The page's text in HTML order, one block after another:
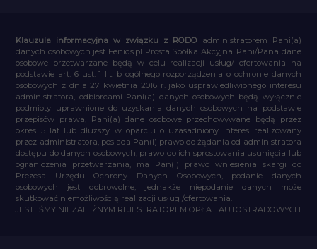
Klauzula informacyjna w związku z RODO administratorem Pani(a)
danych osobowych jest Feniqs.pl Prosta Spółka Akcyjna. Pani/Pana dane
osobowe przetwarzane będą w celu realizacji usług/ ofertowania na
podstawie art. 6 ust. 1 lit. b ogólnego rozporządzenia o ochronie danych
osobowych z dnia 27 kwietnia 2016 r. jako usprawiedliwionego interesu
administratora, odbiorcami Pani(a) danych osobowych będą wyłącznie
podmioty uprawnione do uzyskania danych osobowych na podstawie
przepisów prawa, Pani(a) dane osobowe przechowywane będą przez
okres 5 lat lub dłuższy w oparciu o uzasadniony interes realizowany
przez administratora, posiada Pan(i) prawo do żądania od administratora
dostępu do danych osobowych, prawo do ich sprostowania usunięcia lub
ograniczenia przetwarzania, ma Pan(i) prawo wniesienia skargi do
Prezesa Urzędu Ochrony Danych Osobowych, podanie danych
osobowych jest dobrowolne, jednakże niepodanie danych może
skutkować niemożliwością realizacji usług /ofertowania.
JESTEŚMY NIEZALEŻNYM REJESTRATOREM OPŁAT AUTOSTRADOWYCH